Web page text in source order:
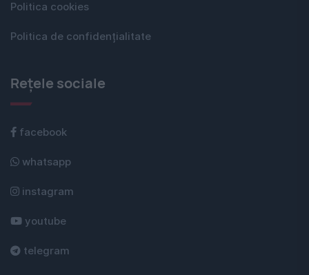
Politica cookies
Politica de confidențialitate
Rețele sociale
facebook
whatsapp
instagram
youtube
telegram